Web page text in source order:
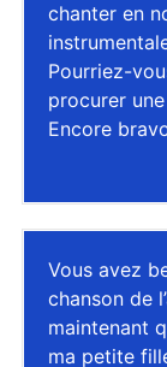
chanter en
Pourriez-
procurer
Encore
Vous avez
chanson de
maintenant
ma petite